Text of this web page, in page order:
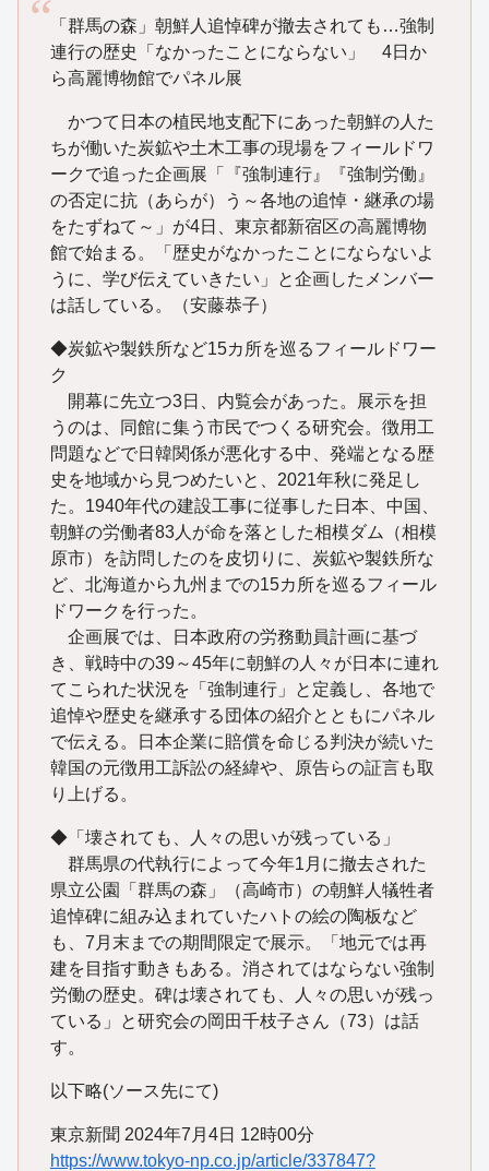
「群馬の森」朝鮮人追悼碑が撤去されても…強制
連行の歴史「なかったことにならない」 4日か
ら高麗博物館でパネル展
かつて日本の植民地支配下にあった朝鮮の人た
ちが働いた炭鉱や土木工事の現場をフィールドワ
ークで追った企画展「『強制連行』『強制労働』
の否定に抗（あらが）う～各地の追悼・継承の場
をたずねて～」が4日、東京都新宿区の高麗博物
館で始まる。「歴史がなかったことにならないよ
うに、学び伝えていきたい」と企画したメンバー
は話している。（安藤恭子）
◆炭鉱や製鉄所など15カ所を巡るフィールドワー
ク
開幕に先立つ3日、内覧会があった。展示を担
うのは、同館に集う市民でつくる研究会。徴用工
問題などで日韓関係が悪化する中、発端となる歴
史を地域から見つめたいと、2021年秋に発足し
た。1940年代の建設工事に従事した日本、中国、
朝鮮の労働者83人が命を落とした相模ダム（相模
原市）を訪問したのを皮切りに、炭鉱や製鉄所な
ど、北海道から九州までの15カ所を巡るフィール
ドワークを行った。
企画展では、日本政府の労務動員計画に基づ
き、戦時中の39～45年に朝鮮の人々が日本に連れ
てこられた状況を「強制連行」と定義し、各地で
追悼や歴史を継承する団体の紹介とともにパネル
で伝える。日本企業に賠償を命じる判決が続いた
韓国の元徴用工訴訟の経緯や、原告らの証言も取
り上げる。
◆「壊されても、人々の思いが残っている」
群馬県の代執行によって今年1月に撤去された
県立公園「群馬の森」（高崎市）の朝鮮人犠牲者
追悼碑に組み込まれていたハトの絵の陶板など
も、7月末までの期間限定で展示。「地元では再
建を目指す動きもある。消されてはならない強制
労働の歴史。碑は壊されても、人々の思いが残っ
ている」と研究会の岡田千枝子さん（73）は話
す。
以下略(ソース先にて)
東京新聞 2024年7月4日 12時00分
https://www.tokyo-np.co.jp/article/337847?